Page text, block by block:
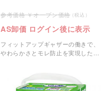
オープン価格
AS卸価 ログイン後に表示
フィットアップギャザーの働きで、
やわらかさとモレ防止を実現したパ